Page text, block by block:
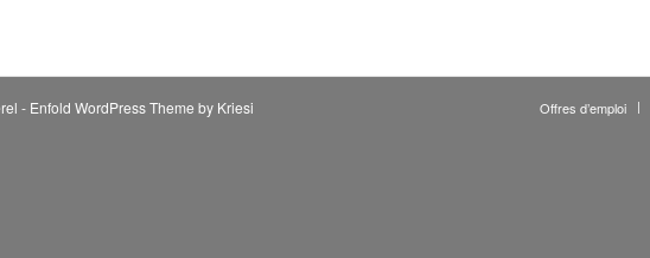
- Enfold WordPress Theme by Kriesi Offres d’emploi